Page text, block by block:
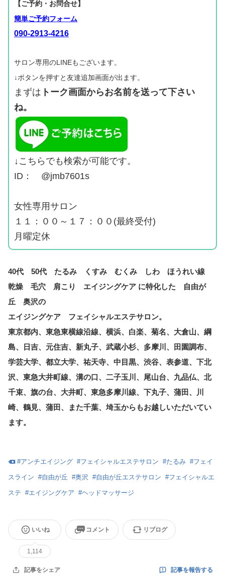
【ご予約・お問合せ】
簡単ご予約フォーム
090-2913-4216
サロン専用のLINEもございます。
↓ボタンを押すと友達追加画面が出ます。
まずは トーク画面からお名前を送って下さい
ね。
↓こちらでも検索が可能です。
ID： @jmb7601s
女性専用サロン
１１：００～１７：００(最終受付)
月曜定休
40代 50代 たるみ くすみ むくみ しわ ほうれい線
乾燥 毛穴 肩こり エイジングケア に特化した 自由が
丘 奥沢の
エイジングケア フェイシャルエステサロン。
東京都内、東急東横線沿線、横浜、白楽、菊名、大倉山、綱
島、日吉、元住吉、新丸子、武蔵小杉、多摩川、田園調布、
学芸大学、都立大学、祐天寺、中目黒、渋谷、表参道、下北
沢、東急大井町線、溝の口、二子玉川、尾山台、九品仏、北
千束、旗の台、大井町、東急多摩川線、下丸子、蒲田、川
崎、鶴見、蒲田、また千葉、埼玉からもお越しいただいてい
ます。
#アンチエイジング #フェイシャルエステサロン #たるみ #フェイ
スライン #自由が丘 #奥沢 #自由が丘エステサロン #フェイシャルエ
ステ #エイジングケア #ヘッドマッサージ
いいね
1,114
コメント リブログ
記事をシェア 記事を報告する